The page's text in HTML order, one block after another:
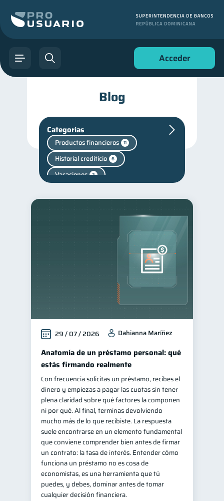
Acceder
Blog
Categorías
Productos financieros 11
Historial crediticio 6
Vacaciones 2
44
Finanzas para jóvenes 30
30
Finanzas familiares 25
Inclusión financiera 22
Bienestar financiero 22
Finanzas para mujeres 20
Seguridad financiera 13
Salud financiera 12
Organización Financiera 10
Deudas 10
Entidad financiera
Préstamos 8 Ahorro 8
Consejos
Tarjeta de crédito 6
29 / 07 / 2026 Dahianna Maríñez
Anatomía de un préstamo personal: qué
estás firmando realmente
Con frecuencia solicitas un préstamo, recibes el
dinero y empiezas a pagar las cuotas sin tener
plena claridad sobre qué factores la componen
ni por qué. Al final, terminas devolviendo
mucho más de lo que recibiste. La respuesta
suele encontrarse en un elemento fundamental
que conviene comprender bien antes de firmar
un contrato: la tasa de interés. Entender cómo
funciona un préstamo no es cosa de
economistas, es una herramienta que tú
puedes, y debes, dominar antes de tomar
cualquier decisión financiera.